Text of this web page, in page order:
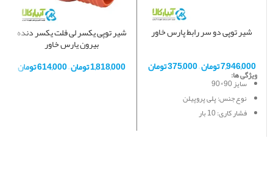
شیر توپی دو سر رابط پارس خاور
7,946,000تومان–
375,000تومان
ویژگی ها:
سایز 90*90
نوع جنس: پلی پروپیلن
فشار کاری: 10 بار
شیر توپی یکسر لی فلت یکسر دنده
بیرون پارس خاور
1,818,000تومان–
614,000تومان